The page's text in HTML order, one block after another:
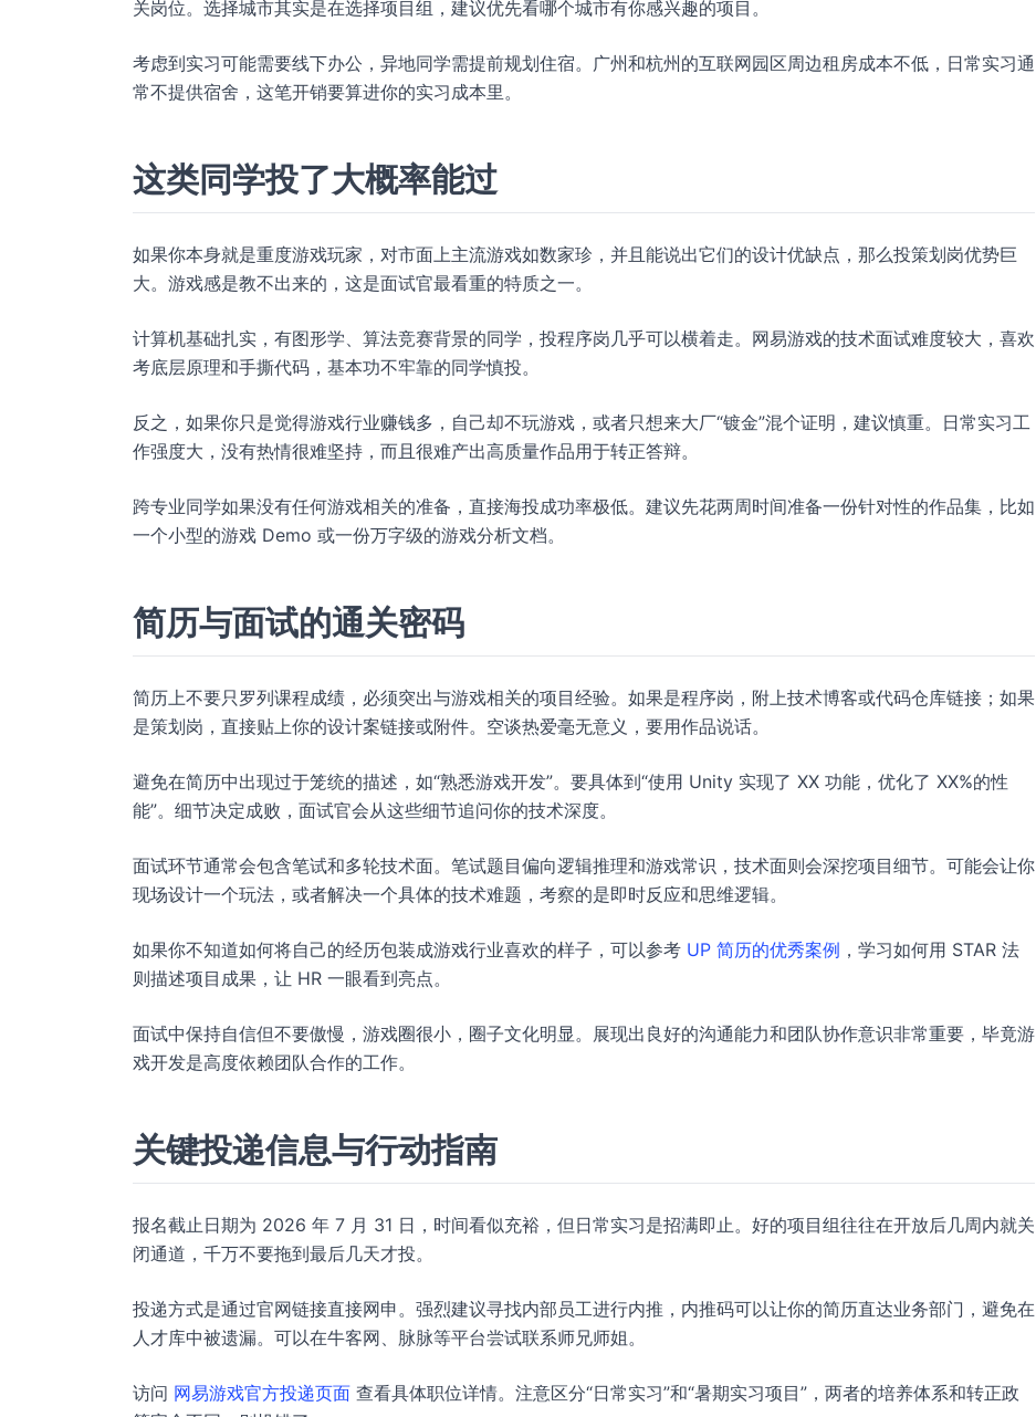
关岗位。选择城市其实是在选择项目组，建议优先看哪个城市有你感兴趣的项目。
考虑到实习可能需要线下办公，异地同学需提前规划住宿。广州和杭州的互联网园区周边租房成本不低，日常实习通
常不提供宿舍，这笔开销要算进你的实习成本里。
这类同学投了大概率能过
如果你本身就是重度游戏玩家，对市面上主流游戏如数家珍，并且能说出它们的设计优缺点，那么投策划岗优势巨
大。游戏感是教不出来的，这是面试官最看重的特质之一。
计算机基础扎实，有图形学、算法竞赛背景的同学，投程序岗几乎可以横着走。网易游戏的技术面试难度较大，喜欢
考底层原理和手撕代码，基本功不牢靠的同学慎投。
反之，如果你只是觉得游戏行业赚钱多，自己却不玩游戏，或者只想来大厂“镀金”混个证明，建议慎重。日常实习工
作强度大，没有热情很难坚持，而且很难产出高质量作品用于转正答辩。
跨专业同学如果没有任何游戏相关的准备，直接海投成功率极低。建议先花两周时间准备一份针对性的作品集，比如
一个小型的游戏 Demo 或一份万字级的游戏分析文档。
简历与面试的通关密码
简历上不要只罗列课程成绩，必须突出与游戏相关的项目经验。如果是程序岗，附上技术博客或代码仓库链接；如果
是策划岗，直接贴上你的设计案链接或附件。空谈热爱毫无意义，要用作品说话。
避免在简历中出现过于笼统的描述，如“熟悉游戏开发”。要具体到“使用 Unity 实现了 XX 功能，优化了 XX%的性
能”。细节决定成败，面试官会从这些细节追问你的技术深度。
面试环节通常会包含笔试和多轮技术面。笔试题目偏向逻辑推理和游戏常识，技术面则会深挖项目细节。可能会让你
现场设计一个玩法，或者解决一个具体的技术难题，考察的是即时反应和思维逻辑。
如果你不知道如何将自己的经历包装成游戏行业喜欢的样子，可以参考 UP 简历的优秀案例 ，学习如何用 STAR 法
则描述项目成果，让 HR 一眼看到亮点。
面试中保持自信但不要傲慢，游戏圈很小，圈子文化明显。展现出良好的沟通能力和团队协作意识非常重要，毕竟游
戏开发是高度依赖团队合作的工作。
关键投递信息与行动指南
报名截止日期为 2026 年 7 月 31 日，时间看似充裕，但日常实习是招满即止。好的项目组往往在开放后几周内就关
闭通道，千万不要拖到最后几天才投。
投递方式是通过官网链接直接网申。强烈建议寻找内部员工进行内推，内推码可以让你的简历直达业务部门，避免在
人才库中被遗漏。可以在牛客网、脉脉等平台尝试联系师兄师姐。
访问 网易游戏官方投递页面 查看具体职位详情。注意区分“日常实习”和“暑期实习项目”，两者的培养体系和转正政